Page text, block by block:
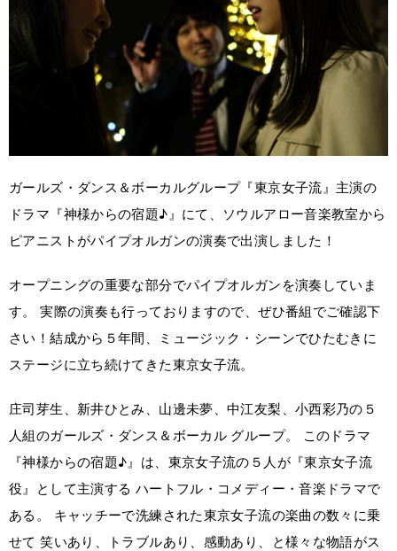
ガールズ・ダンス＆ボーカルグループ『東京女子流』主演の
ドラマ『神様からの宿題♪』にて、ソウルアロー音楽教室から
ピアニストがパイプオルガンの演奏で出演しました！
オープニングの重要な部分でパイプオルガンを演奏していま
す。 実際の演奏も行っておりますので、ぜひ番組でご確認下
さい！結成から５年間、ミュージック・シーンでひたむきに
ステージに立ち続けてきた東京女子流。
庄司芽生、新井ひとみ、山邊未夢、中江友梨、小西彩乃の５
人組のガールズ・ダンス＆ボーカル グループ。 このドラマ
『神様からの宿題♪』は、東京女子流の５人が『東京女子流
役』として主演する ハートフル・コメディー・音楽ドラマで
ある。 キャッチーで洗練された東京女子流の楽曲の数々に乗
せて 笑いあり、トラブルあり、感動あり、と様々な物語がス